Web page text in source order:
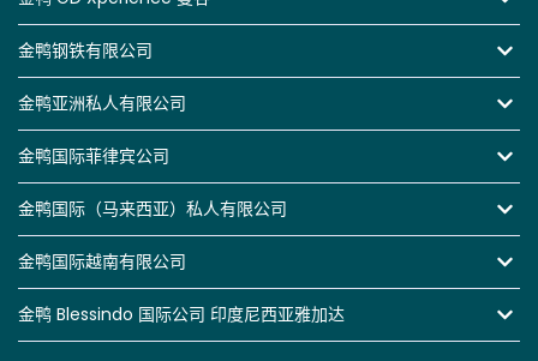
金鸭钢铁有限公司
金鸭亚洲私人有限公司
金鸭国际菲律宾公司
金鸭国际（马来西亚）私人有限公司
金鸭国际越南有限公司
金鸭 Blessindo 国际公司 印度尼西亚雅加达